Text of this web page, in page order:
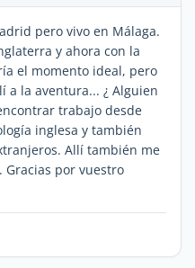
pero vivo en Málaga.
y ahora con la
el momento ideal, pero
a la aventura... ¿ Alguien
trabajo desde
inglesa y también
Allí también me
por vuestro